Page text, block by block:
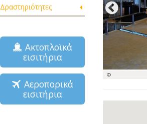
Δραστηριότητες
Ακτοπλοϊκά
εισιτήρια
Αεροπορικά
εισιτήρια
©